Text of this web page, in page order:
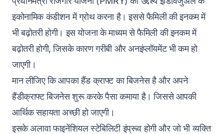
इकोनामिक कंडीशन में ग्रोथ करना है। इससे फैमिली की इनकम में
भी बढ़ोतरी होगी। इस योजना के माध्यम से फैमिली की इनकम में
बढ़ोतरी होगी, जिसके कारण गरीबी और अनइंप्लॉयमेंट भी कम हो
जाएगी।
मान लीजिए कि आपका हैंड क्राफ्ट का बिजनेस है और अपने
हैंडीक्राफ्ट बिजनेस शुरू करके पैसा कमाया है। जिससे आपकी
आर्थिक सहायता अच्छी हो जाएगी।
इसके अलावा फाइनेंशियल स्टेबिलिटी इंप्रूव होगी और जो भी व्यक्ति